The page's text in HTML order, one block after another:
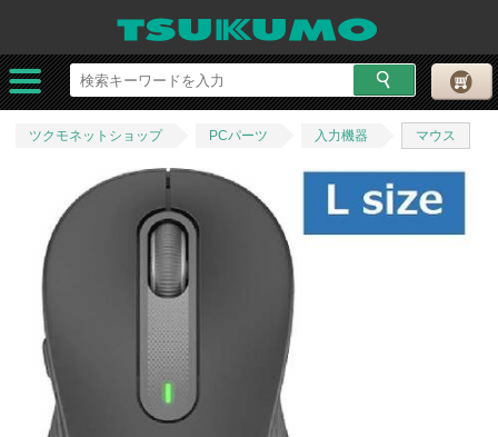
ツクモネットショップ PCパーツ 入力機器 マウス